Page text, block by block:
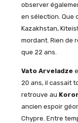
observer
en sélection. Que
Kazakhstan,
mordant. Rien de
que 22 ans.
Vato Arveladze
20 ans, il cassait
retrouve au
ancien espoir
Chypre. Entre